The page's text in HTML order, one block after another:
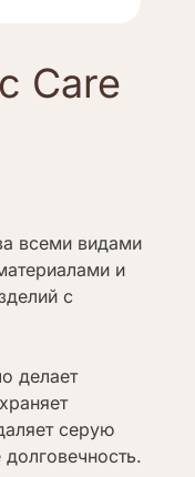
Care
всеми видами
и
с
делает
серую